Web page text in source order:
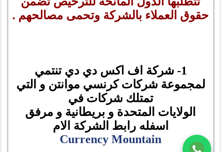
حقوق العملاء بالشركة وتحمى مصالحهم .
1- شركة اف اكس دي دي تنتمي
لمجموعة شركات كرنسي موانتن و التي
تمتلك شركات في
الولايات المتحدة و بريطانية و مرفق
اسفله رابط الشركة الام
Currency Mountain